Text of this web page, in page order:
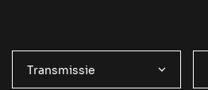
Transmissie